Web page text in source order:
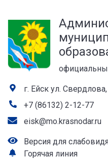
г. Ейск ул.
+7 (86132) 2-12-77
eisk@mo.krasnodar.ru
Версия для
Горячая линия